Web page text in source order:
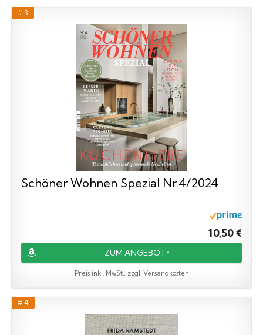
# 3
Schöner Wohnen Spezial Nr.4/2024
10,50 €
ZUM ANGEBOT*
Preis inkl. MwSt., zzgl. Versandkosten
# 4